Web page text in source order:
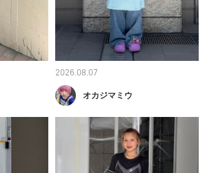
2026.08.07
オカジマミウ